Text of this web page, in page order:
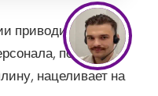
приводит к
повышает
нацеливает на